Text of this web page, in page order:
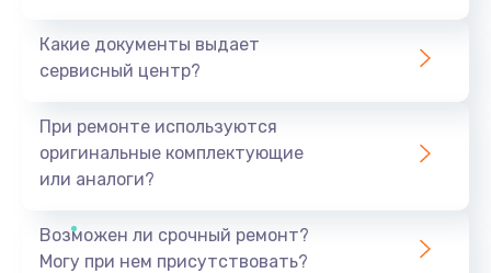
Какие документы выдает
сервисный центр?
При ремонте используются
оригинальные комплектующие
или аналоги?
Возможен ли срочный ремонт?
Могу при нем присутствовать?